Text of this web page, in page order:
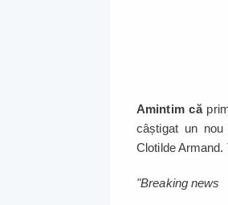
Amintim că
câștigat un
Clotilde
"Breaking news